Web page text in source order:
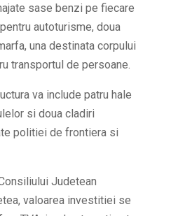
sase benzi pe fiecare
autoturisme, doua
una destinata corpului
transportul de persoane.
va include patru hale
si doua cladiri
politiei de frontiera si
Judetean
valoarea investitiei se